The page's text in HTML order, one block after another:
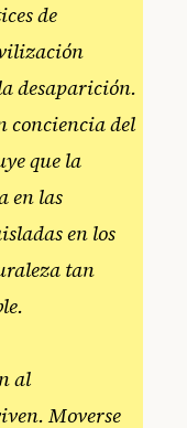
de
desaparición.
conciencia del
que la
en las
en los
tan
al
Moverse